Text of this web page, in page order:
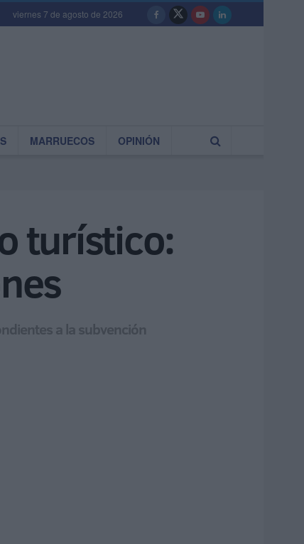
viernes 7 de agosto de 2026
MARRUECOS OPINIÓN
turístico:
a la subvención